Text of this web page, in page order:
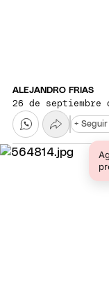
ALEJANDRO FRIAS
26 de septiembre
+